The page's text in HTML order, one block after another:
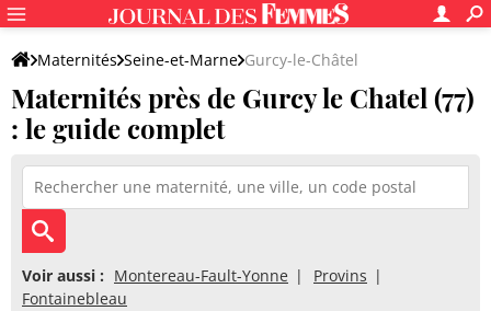
Maternités Seine-et-Marne Gurcy-le-Châtel
Maternités près de Gurcy le Chatel (77)
: le guide complet
Voir aussi : Montereau-Fault-Yonne
Provins
Fontainebleau